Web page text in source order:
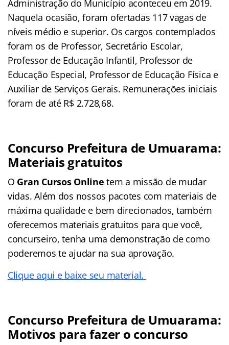
Administração do Município aconteceu em 2019.
Naquela ocasião, foram ofertadas 117 vagas de
níveis médio e superior. Os cargos contemplados
foram os de Professor, Secretário Escolar,
Professor de Educação Infantil, Professor de
Educação Especial, Professor de Educação Física e
Auxiliar de Serviços Gerais. Remunerações iniciais
foram de até R$ 2.728,68.
Concurso Prefeitura de Umuarama:
Materiais gratuitos
O Gran Cursos Online tem a missão de mudar
vidas. Além dos nossos pacotes com materiais de
máxima qualidade e bem direcionados, também
oferecemos materiais gratuitos para que você,
concurseiro, tenha uma demonstração de como
poderemos te ajudar na sua aprovação.
Clique aqui e baixe seu material.
Concurso Prefeitura de Umuarama:
Motivos para fazer o concurso